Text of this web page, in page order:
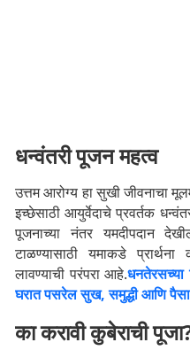
धन्वंतरी पूजन महत्व
उत्तम आरोग्य हा सुखी जीवनाचा
इच्छेसाठी आयुर्वेदाचे प्रवर्तक
पूजनाच्या नंतर यमदीपदान
टाळण्यासाठी यमाकडे प्रार्थना
लावण्याची परंपरा आहे.धनतेरसच्या
घरात पसरेल सुख, समुद्धी आणि
का करावी कुबेराची